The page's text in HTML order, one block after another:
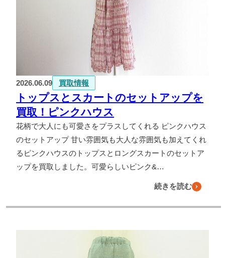
2026.06.09 買取情報
トップスとスカートのセットアップを
買取！ピンクハウス
花柄で大人にも可愛さをプラスしてくれる ピンクハウス
のセットアップ 甘い雰囲気も大人な雰囲気も加えてくれ
るピンクハウスのトップスとロングスカートのセットア
ップを買取しました。可愛らしいピンク&…
続きを読む